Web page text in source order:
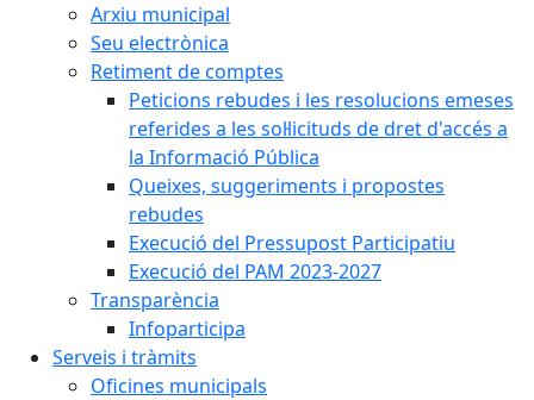
Arxiu municipal
Seu electrònica
Retiment de comptes
Peticions rebudes i les resolucions emeses
referides a les sol·licituds de dret d'accés a
la Informació Pública
Queixes, suggeriments i propostes
rebudes
Execució del Pressupost Participatiu
Execució del PAM 2023-2027
Transparència
Infoparticipa
Serveis i tràmits
Oficines municipals